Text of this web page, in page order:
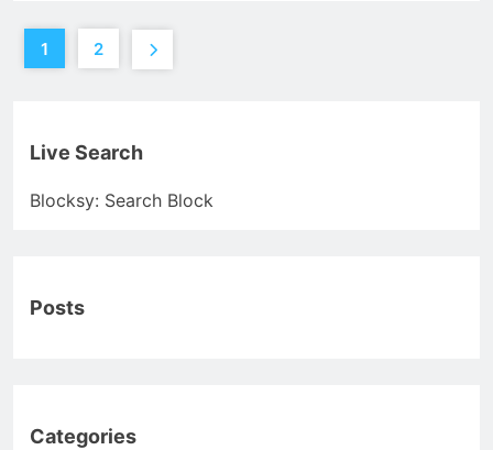
1 2
Live Search
Blocksy: Search Block
Posts
Categories